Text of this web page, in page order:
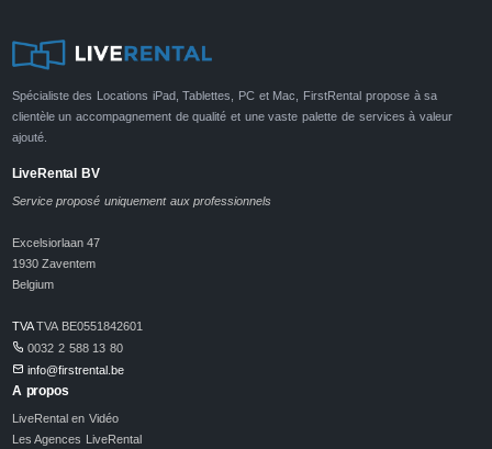
Spécialiste des Locations iPad, Tablettes, PC et Mac, FirstRental propose à sa
clientèle un accompagnement de qualité et une vaste palette de services à valeur
ajouté.
LiveRental BV
Service proposé uniquement aux professionnels
Excelsiorlaan 47
1930 Zaventem
Belgium
TVATVA BE0551842601
0032 2 588 13 80
info@firstrental.be
A propos
LiveRental en Vidéo
Les Agences LiveRental